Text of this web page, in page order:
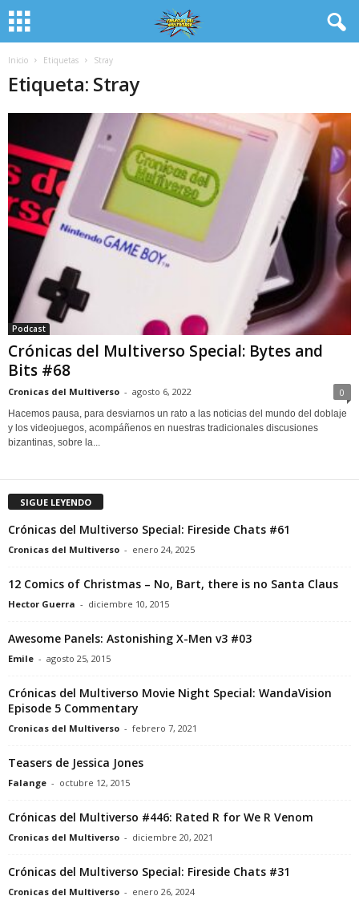
Inicio Etiquetas Stray
Etiqueta: Stray
Podcast
Crónicas del Multiverso Special: Bytes and
Bits #68
Cronicas del Multiverso - agosto 6, 2022 0
Hacemos pausa, para desviarnos un rato a las noticias del mundo del doblaje
y los videojuegos, acompáñenos en nuestras tradicionales discusiones
bizantinas, sobre la...
SIGUE LEYENDO
Crónicas del Multiverso Special: Fireside Chats #61
Cronicas del Multiverso - enero 24, 2025
12 Comics of Christmas – No, Bart, there is no Santa Claus
Hector Guerra - diciembre 10, 2015
Awesome Panels: Astonishing X-Men v3 #03
Emile - agosto 25, 2015
Crónicas del Multiverso Movie Night Special: WandaVision
Episode 5 Commentary
Cronicas del Multiverso - febrero 7, 2021
Teasers de Jessica Jones
Falange - octubre 12, 2015
Crónicas del Multiverso #446: Rated R for We R Venom
Cronicas del Multiverso - diciembre 20, 2021
Crónicas del Multiverso Special: Fireside Chats #31
Cronicas del Multiverso - enero 26, 2024